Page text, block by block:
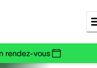
rendez-vous